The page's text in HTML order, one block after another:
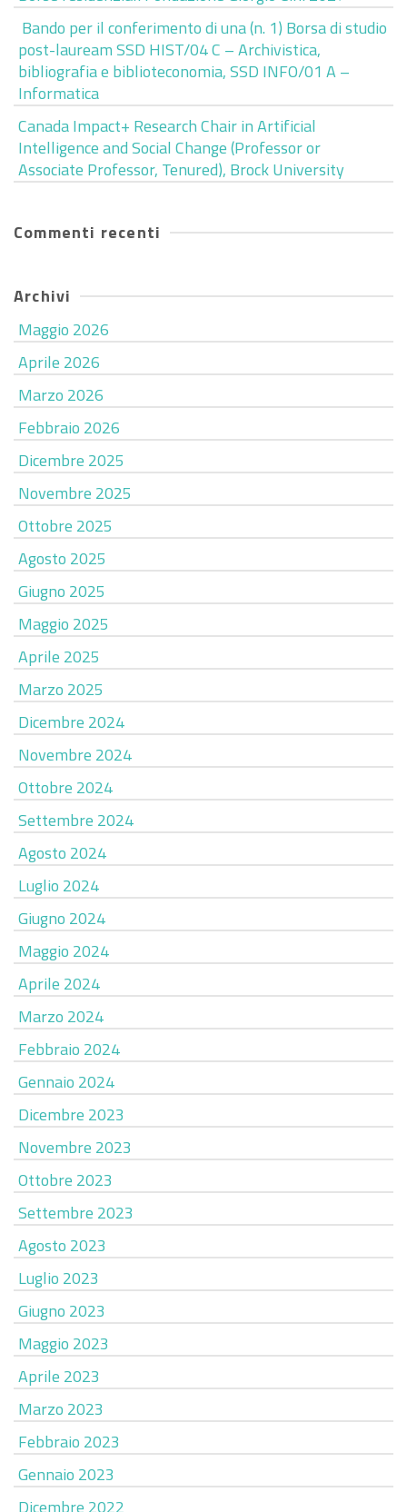
Bando per il conferimento di una (n. 1) Borsa di studio
post-lauream SSD HIST/04 C – Archivistica,
bibliografia e biblioteconomia, SSD INFO/01 A –
Informatica
Canada Impact+ Research Chair in Artificial
Intelligence and Social Change (Professor or
Associate Professor, Tenured), Brock University
Commenti recenti
Archivi
Maggio 2026
Aprile 2026
Marzo 2026
Febbraio 2026
Dicembre 2025
Novembre 2025
Ottobre 2025
Agosto 2025
Giugno 2025
Maggio 2025
Aprile 2025
Marzo 2025
Dicembre 2024
Novembre 2024
Ottobre 2024
Settembre 2024
Agosto 2024
Luglio 2024
Giugno 2024
Maggio 2024
Aprile 2024
Marzo 2024
Febbraio 2024
Gennaio 2024
Dicembre 2023
Novembre 2023
Ottobre 2023
Settembre 2023
Agosto 2023
Luglio 2023
Giugno 2023
Maggio 2023
Aprile 2023
Marzo 2023
Febbraio 2023
Gennaio 2023
Dicembre 2022